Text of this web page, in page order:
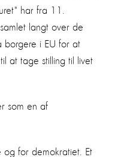
har fra 11.
langt over de
borgere i EU for at
at tage stilling til livet
som en af
og for demokratiet. Et